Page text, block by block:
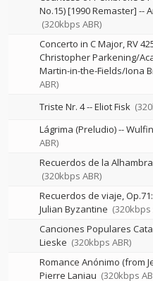
No.15) [1990 Remaster] --
(320kbps ABR)
Concerto in C Major, RV
Christopher Parkening/
Martin-in-the-Fields/Iona
ABR)
Triste Nr. 4--Eliot Fisk
Lágrima (Preludio)--
ABR)
Recuerdos de la Alhambra
(320kbps ABR)
Recuerdos de viaje,
Julian Byzantine (320kbps
Canciones Populares
Lieske (320kbps ABR)
Romance Anónimo (from
Pierre Laniau (320kbps